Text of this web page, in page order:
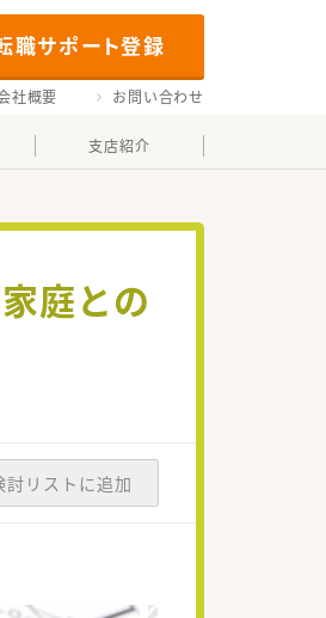
職サポート登録
社概要 お問い合わせ
支店紹介
庭との
討リストに追加